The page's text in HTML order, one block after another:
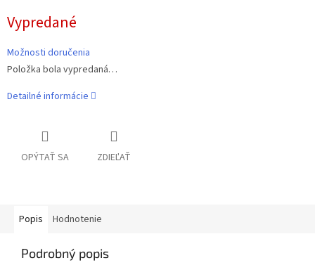
cena:
Vypredané
Možnosti doručenia
Položka bola vypredaná…
Detailné informácie
OPÝTAŤ SA ZDIEĽAŤ
Popis Hodnotenie
Podrobný popis